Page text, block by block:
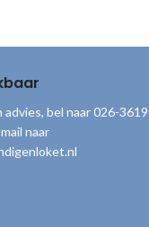
advies, bel naar 026-
naar